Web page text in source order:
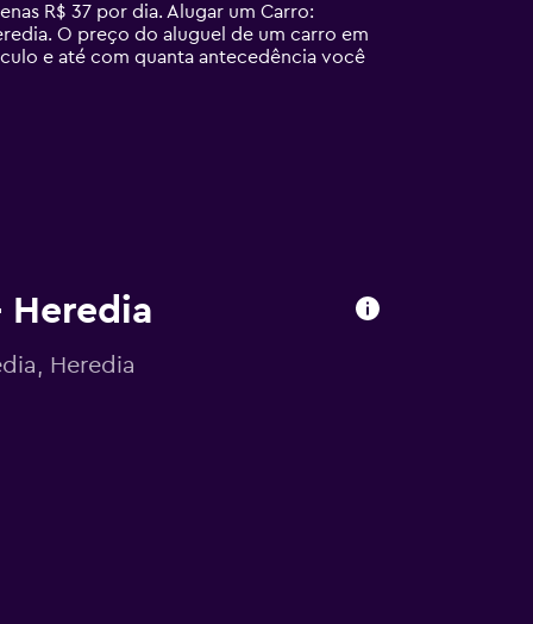
R$ 37 por dia. Alugar um Carro:
O preço do aluguel de um carro em
e até com quanta antecedência você
Heredia
Heredia